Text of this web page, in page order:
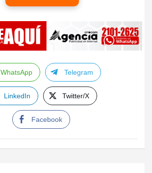
WhatsApp Telegram
LinkedIn Twitter/X
Facebook